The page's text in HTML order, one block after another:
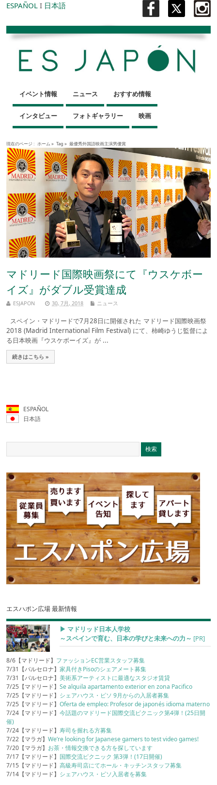
ESPAÑOL I 日本語
イベント情報 ニュース おすすめ情報
インタビュー フォトギャラリー 映画
現在のページ : ホーム » Tag » 最優秀外国語映画主演男優賞
マドリード国際映画祭にて『ウスケボー
イズ』がダブル受賞達成
ESJAPON 30, 7月, 2018 ニュース
スペイン・マドリードで7月28日に開催された マドリード国際映画祭
2018 (Madrid International Film Festival) にて、柿崎ゆうじ監督によ
る日本映画『ウスケボーイズ』が ...
続きはこちら »
ESPAÑOL
日本語
エスハポン広場 最新情報
▶︎ マドリッド日本人学校
～スペインで育む、日本の学びと未来への力～ [PR]
8/6【マドリード】 ファッションEC営業スタッフ募集
7/31【バルセロナ】家具付きPisoのシェアメート募集
7/31【バルセロナ】美術系アーティストに最適なスタジオ賃貸
7/25【マドリード】Se alquila apartamento exterior en zona Pacifico
7/25【マドリード】 シェアハウス・ピソ 9月からの入居者募集
7/25【マドリード】Oferta de empleo: Profesor de japonés idioma materno
7/24【マドリード】今話題のマドリード国際交流ピクニック第4弾！(25日開
催)
7/24【マドリード】寿司を握れる方募集
7/22【マラガ】We’re looking for Japanese gamers to test video games!
7/20【マラガ】 お茶・情報交換できる方を探しています
7/17【マドリード】 国際交流ピクニック 第3弾！(17日開催)
7/15【マドリード】高級寿司店にてホール・キッチンスタッフ募集
7/14【マドリード】 シェアハウス・ピソ入居者を募集